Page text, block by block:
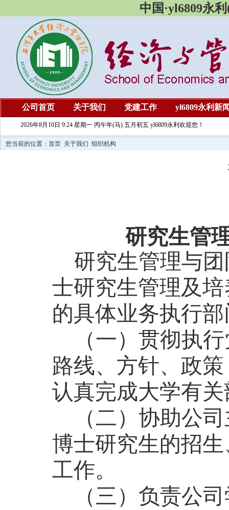
中国·yl6809永
公司首页 关于我们 党建工作 yl6809永利新
2026年8月10日 9:24 星期一 丙午年(马) 五月初五 yl6809永利欢迎您！
您当前的位置： 首页 关于我们 组织机构
研究生管
研究生管理与
士研究生管理及
的具体业务执行
（一）贯彻执
路线、方针、政
认真完成大学有
（二）协助公
博士研究生的招
工作。
（三）负责公